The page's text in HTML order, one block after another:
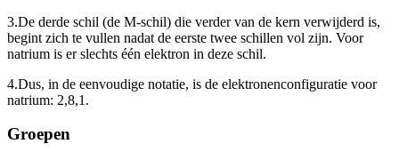
3.De derde schil (de M-schil) die verder van de kern verwijderd is,
begint zich te vullen nadat de eerste twee schillen vol zijn. Voor
natrium is er slechts één elektron in deze schil.
4.Dus, in de eenvoudige notatie, is de elektronenconfiguratie voor
natrium: 2,8,1.
Groepen